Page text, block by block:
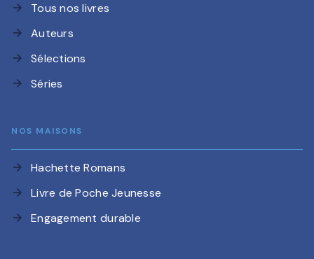
arrow_forward Tous nos livres
arrow_forward Auteurs
arrow_forward Sélections
arrow_forward Séries
NOS MAISONS
arrow_forward Hachette Romans
arrow_forward Livre de Poche Jeunesse
arrow_forward Engagement durable